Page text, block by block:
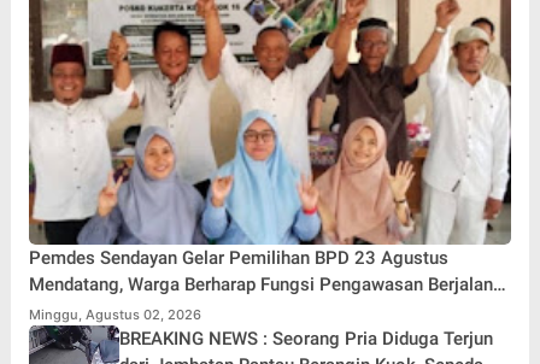
Pemdes Sendayan Gelar Pemilihan BPD 23 Agustus
Mendatang, Warga Berharap Fungsi Pengawasan Berjalan
Maksimal
Minggu, Agustus 02, 2026
BREAKING NEWS : Seorang Pria Diduga Terjun